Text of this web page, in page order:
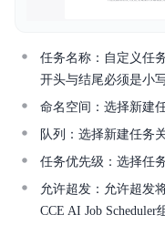
任务名称：自定义任
开头与结尾必须是小
命名空间：选择新建
队列：选择新建任务
任务优先级：选择任
允许超发：允许超发
CCE AI Job Scheduler